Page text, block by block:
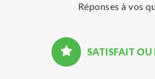
Réponses à vos
SATISFAIT OU